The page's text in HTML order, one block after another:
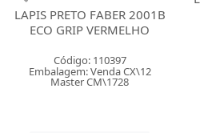
LAPIS PRETO FABER 2001B
ECO GRIP VERMELHO
Código: 110397
Embalagem: Venda CX\12
Master CM\1728